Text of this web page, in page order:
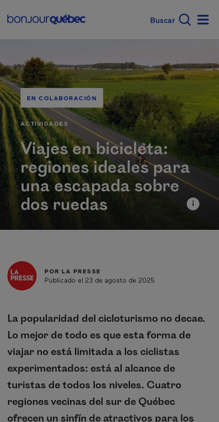
Main navigation -
EN COLABORACIÓN
CATÉGORIE
ACTIVIDADES
Viajes en bicicleta:
regiones ideales para
una escapada sobre
dos ruedas
POR LA PRESSE
Publicado el 23 de agosto de 2025
La popularidad del cicloturismo no decae.
Lo mejor de todo es que esta forma de
viajar no está limitada a los ciclistas
experimentados: está al alcance de
turistas de todos los niveles. Cuatro
regiones vecinas del sur de Québec
ofrecen un sinfín de atractivos para los